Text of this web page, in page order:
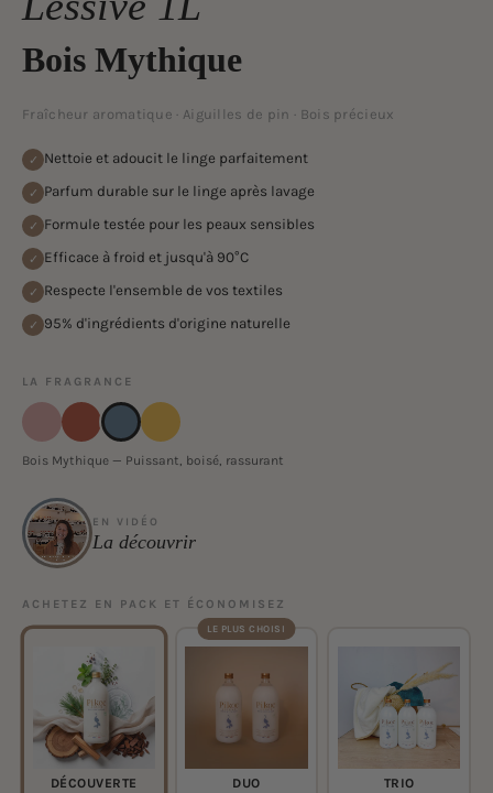
Bois Mythique
Fraîcheur aromatique · Aiguilles de pin · Bois précieux
✓ Nettoie et adoucit le linge parfaitement
✓ Parfum durable sur le linge après lavage
✓ Formule testée pour les peaux sensibles
✓ Efficace à froid et jusqu'à 90°C
✓ Respecte l'ensemble de vos textiles
✓ 95% d'ingrédients d'origine naturelle
LA FRAGRANCE
Bois Mythique — Puissant, boisé, rassurant
EN VIDÉO
La découvrir
ACHETEZ EN PACK ET ÉCONOMISEZ
DÉCOUVERTE
LE PLUS CHOISI
DUO TRIO